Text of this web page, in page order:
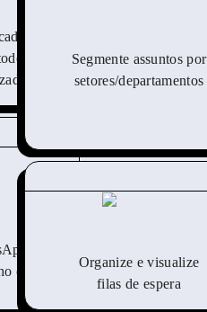
os
sem
celular
Segmente assuntos por
setores/departamentos
Organize e visualize
filas de espera